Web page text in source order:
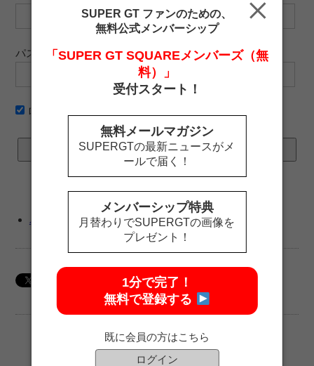
パスワード
ログイン情報を記憶
パスワードをお忘れですか ?
SUPER GT ファンのための、
無料公式メンバーシップ
「SUPER GT SQUAREメンバーズ（無
料）」
受付スタート！
無料メールマガジン
SUPERGTの最新ニュースがメ
ールで届く！
メンバーシップ特典
月替わりでSUPERGTの画像を
プレゼント！
1分で完了！
無料で登録する
既に会員の方はこちら
ログイン